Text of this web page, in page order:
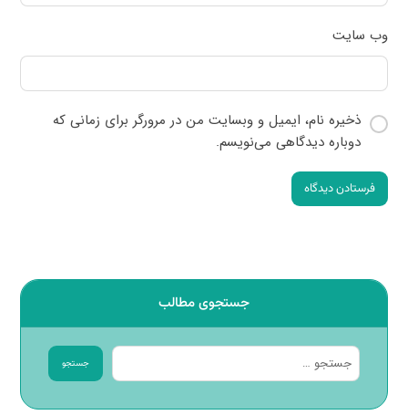
وب‌ سایت
ذخیره نام، ایمیل و وبسایت من در مرورگر برای زمانی که
دوباره دیدگاهی می‌نویسم.
فرستادن دیدگاه
جستجوی مطالب
جستجو